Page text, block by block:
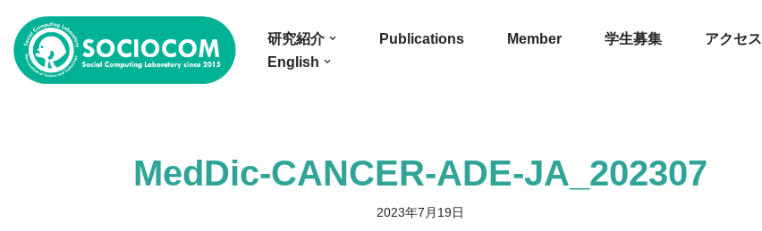
コ
ン
研究紹介 Publications Member 学生募集 アクセス
English
MedDic-CANCER-ADE-JA_202307
2023年7月19日